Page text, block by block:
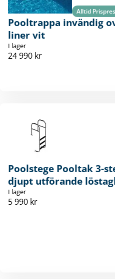
Alltid
Pooltrappa invändig
liner vit
I lager
24 990 kr
Poolstege Pooltak 3-
djupt utförande
I lager
5 990 kr